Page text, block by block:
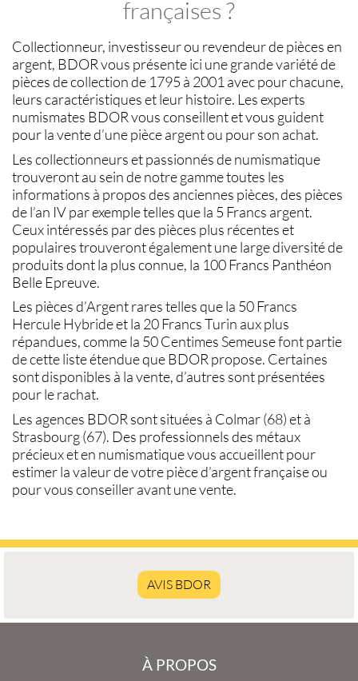
françaises ?
Collectionneur, investisseur ou revendeur depièces en
argent, BDORvous présente ici une grande variété de
pièces de collectionde 1795 à 2001 avec pour chacune,
leurs caractéristiques et leur histoire. Les experts
numismates BDORvous conseillent et vous guident
pour lavente d’une pièce argentou pour son achat.
Les collectionneurs et passionnés denumismatique
trouveront au sein de notre gamme toutes les
informations à propos des anciennes pièces, des pièces
de l’an IVpar exemple telles que la 5 Francs argent.
Ceux intéressés par des pièces plus récentes et
populaires trouveront également une large diversité de
produits dont la plus connue, la 100 Francs Panthéon
Belle Epreuve.
Les pièces d’Argent rarestelles que la 50 Francs
Hercule Hybrideet la 20 Francs Turin aux plus
répandues, comme la 50 Centimes Semeusefont partie
de cette liste étendue que BDOR propose. Certaines
sont disponibles à lavente, d’autres sont présentées
pour lerachat.
Les agences BDOR sont situées à Colmar (68)et à
Strasbourg (67). Des professionnels des métaux
précieux et en numismatique vous accueillent pour
estimer lavaleur de votre pièce d’argent françaiseou
pour vous conseiller avant unevente.
AVIS BDOR
À PROPOS